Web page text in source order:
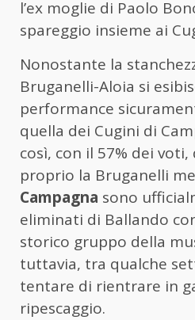
l’ex moglie di Paolo
spareggio insieme ai
Nonostante la
Bruganelli-Aloia si
performance
quella dei Cugini di
così, con il 57% dei
proprio la Bruganelli
Campagna sono
eliminati di Ballando
storico gruppo della
tuttavia, tra qualche
tentare di rientrare in
ripescaggio.